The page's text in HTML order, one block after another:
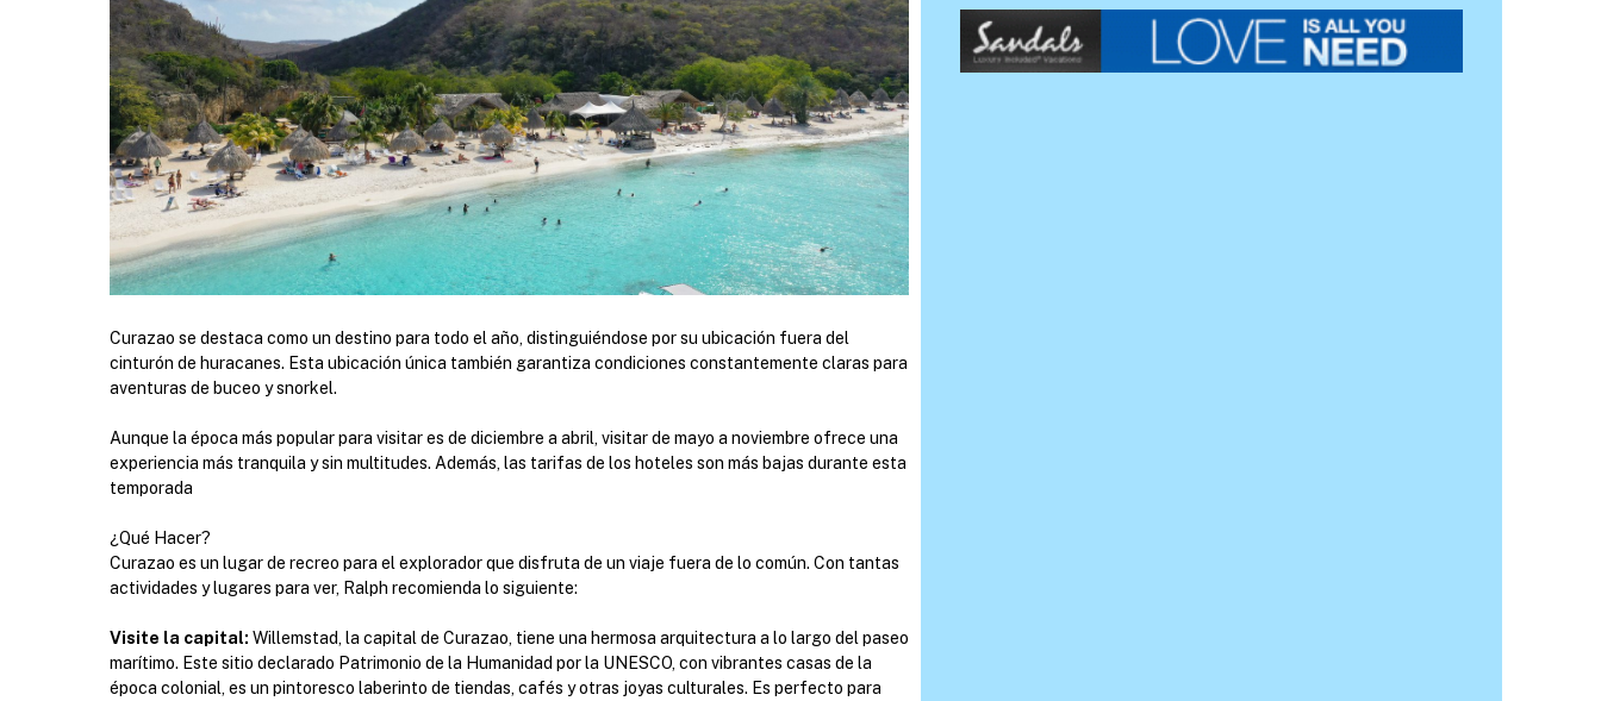
Curazao se destaca como un destino para todo el año, distinguiéndose por su ubicación fuera del
cinturón de huracanes. Esta ubicación única también garantiza condiciones constantemente claras para
aventuras de buceo y snorkel.
Aunque la época más popular para visitar es de diciembre a abril, visitar de mayo a noviembre ofrece una
experiencia más tranquila y sin multitudes. Además, las tarifas de los hoteles son más bajas durante esta
temporada
¿Qué Hacer?
Curazao es un lugar de recreo para el explorador que disfruta de un viaje fuera de lo común. Con tantas
actividades y lugares para ver, Ralph recomienda lo siguiente:
Visite la capital: Willemstad, la capital de Curazao, tiene una hermosa arquitectura a lo largo del paseo
marítimo. Este sitio declarado Patrimonio de la Humanidad por la UNESCO, con vibrantes casas de la
época colonial, es un pintoresco laberinto de tiendas, cafés y otras joyas culturales. Es perfecto para